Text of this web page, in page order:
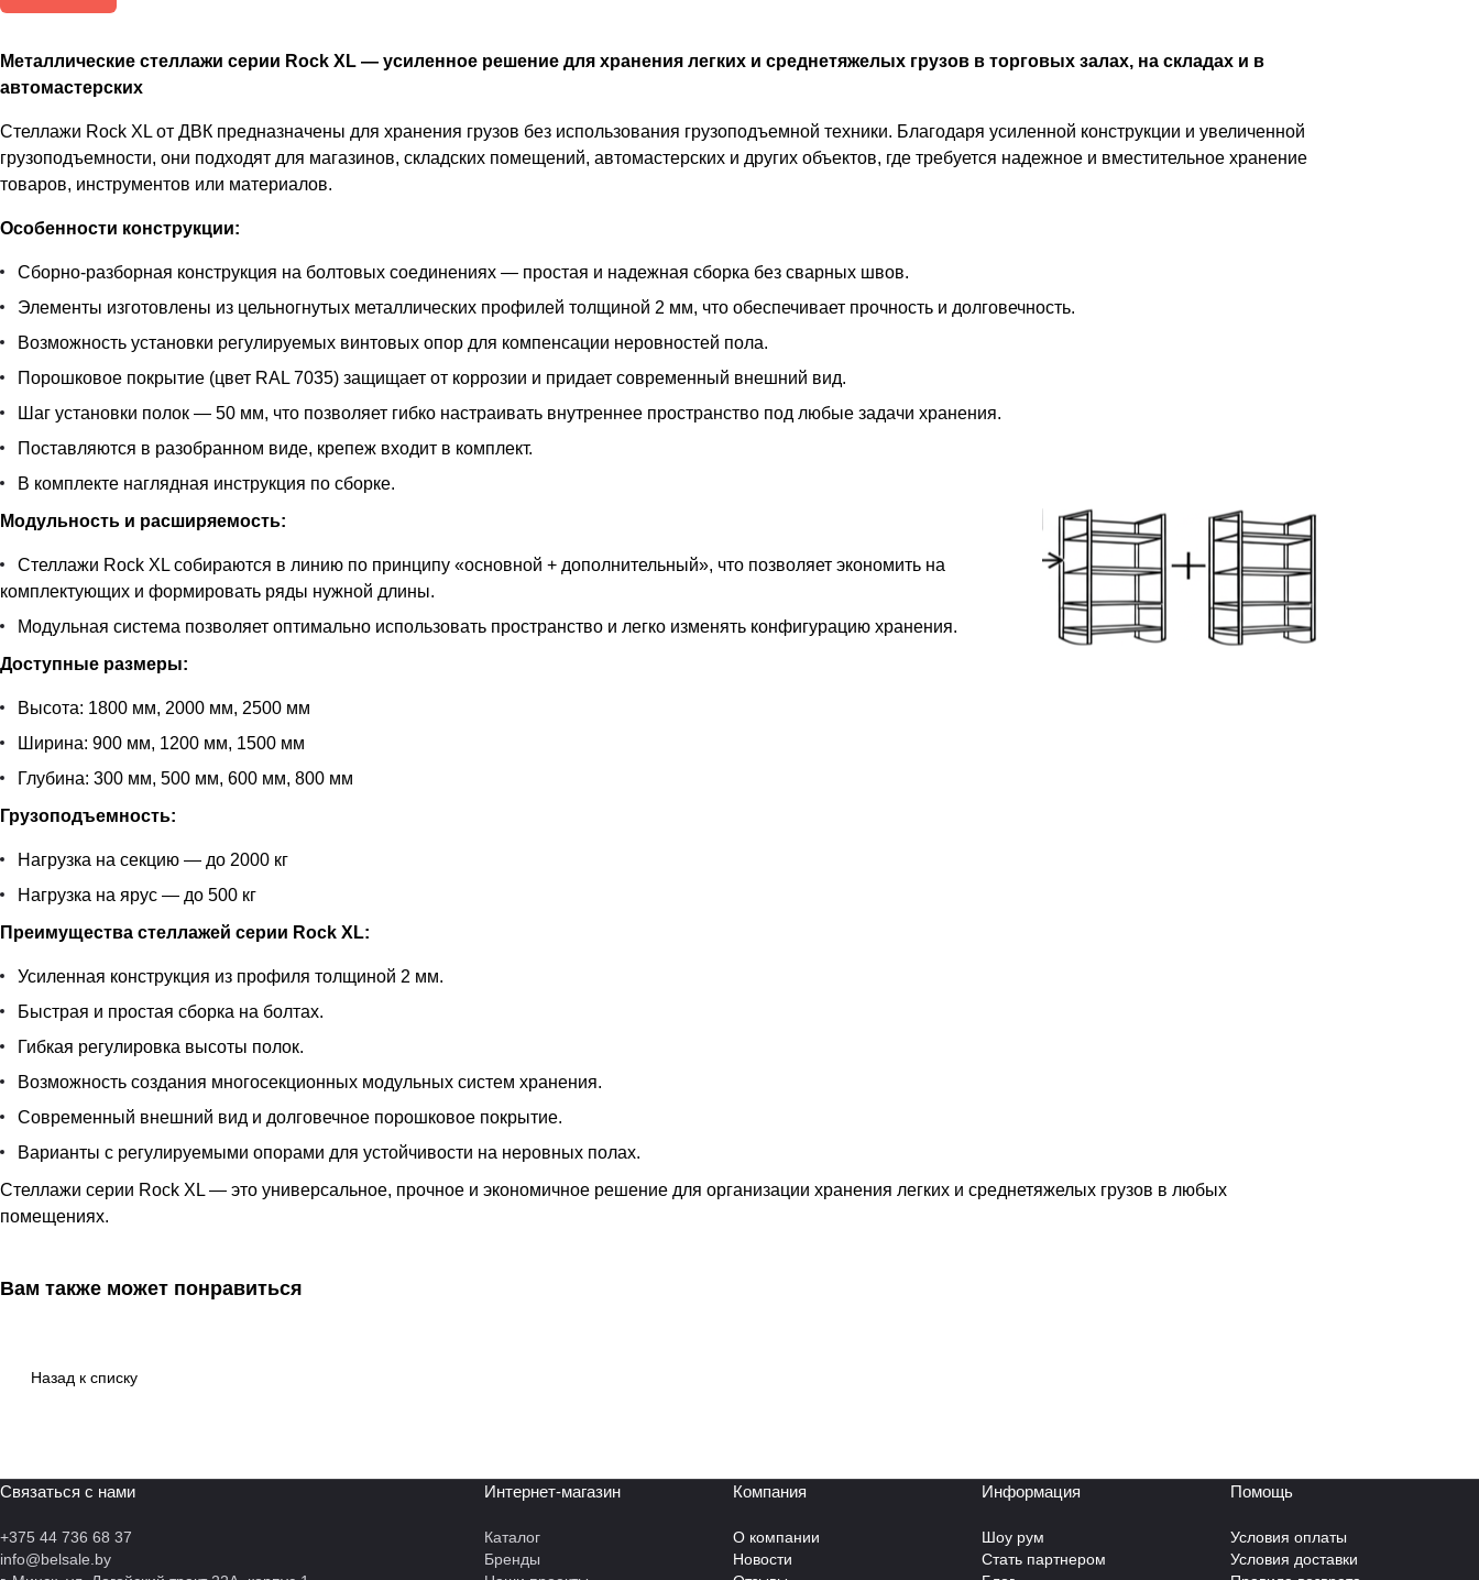
Металлические стеллажи серии Rock XL — усиленное решение для хранения легких и среднетяжелых грузов в торговых залах, на складах и в
автомастерских
Стеллажи Rock XL от ДВК предназначены для хранения грузов без использования грузоподъемной техники. Благодаря усиленной конструкции и увеличенной
грузоподъемности, они подходят для магазинов, складских помещений, автомастерских и других объектов, где требуется надежное и вместительное хранение
товаров, инструментов или материалов.
Особенности конструкции:
Сборно-разборная конструкция на болтовых соединениях — простая и надежная сборка без сварных швов.
Элементы изготовлены из цельногнутых металлических профилей толщиной 2 мм, что обеспечивает прочность и долговечность.
Возможность установки регулируемых винтовых опор для компенсации неровностей пола.
Порошковое покрытие (цвет RAL 7035) защищает от коррозии и придает современный внешний вид.
Шаг установки полок — 50 мм, что позволяет гибко настраивать внутреннее пространство под любые задачи хранения.
Поставляются в разобранном виде, крепеж входит в комплект.
В комплекте наглядная инструкция по сборке.
Модульность и расширяемость:
Стеллажи Rock XL собираются в линию по принципу «основной + дополнительный», что позволяет экономить на
комплектующих и формировать ряды нужной длины.
Модульная система позволяет оптимально использовать пространство и легко изменять конфигурацию хранения.
Доступные размеры:
Высота: 1800 мм, 2000 мм, 2500 мм
Ширина: 900 мм, 1200 мм, 1500 мм
Глубина: 300 мм, 500 мм, 600 мм, 800 мм
Грузоподъемность:
Нагрузка на секцию — до 2000 кг
Нагрузка на ярус — до 500 кг
Преимущества стеллажей серии Rock XL:
Усиленная конструкция из профиля толщиной 2 мм.
Быстрая и простая сборка на болтах.
Гибкая регулировка высоты полок.
Возможность создания многосекционных модульных систем хранения.
Современный внешний вид и долговечное порошковое покрытие.
Варианты с регулируемыми опорами для устойчивости на неровных полах.
Стеллажи серии Rock XL — это универсальное, прочное и экономичное решение для организации хранения легких и среднетяжелых грузов в любых
помещениях.
Вам также может понравиться
Назад к списку
Связаться с нами
+375 44 736 68 37
info@belsale.by
Интернет-магазин
Каталог
Бренды
Компания
О компании
Новости
Информация
Шоу рум
Стать партнером
Помощь
Условия оплаты
Условия доставки